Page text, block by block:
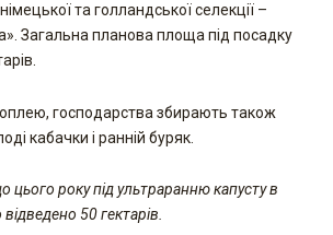
та голландської селекції –
Загальна планова площа під посадку
господарства збирають також
кабачки і ранній буряк.
цього року під ультраранню капусту в
50 гектарів.